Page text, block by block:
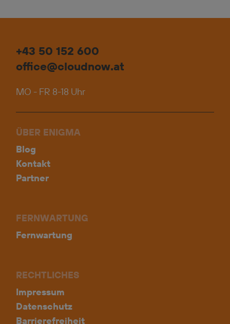
+43 50 152 600
office@cloudnow.at
MO - FR 8-18 Uhr
ÜBER ENIGMA
Blog
Kontakt
Partner
FERNWARTUNG
Fernwartung
RECHTLICHES
Impressum
Datenschutz
Barrierefreiheit